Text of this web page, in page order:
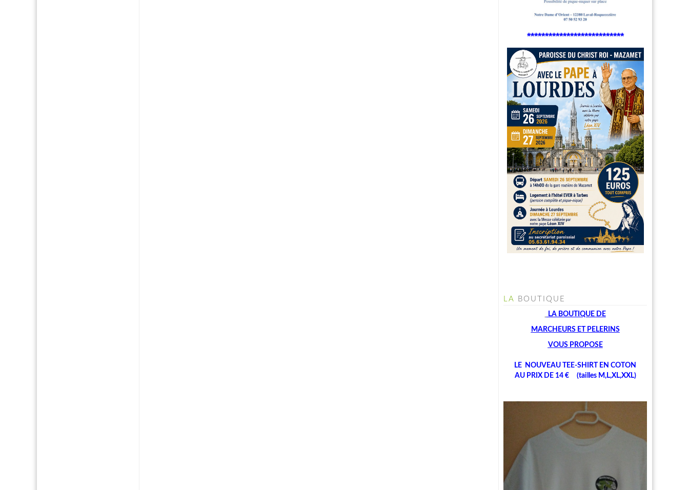
***************************
LA BOUTIQUE
LA BOUTIQUE DE
MARCHEURS ET PELERINS
VOUS PROPOSE
LE NOUVEAU TEE-SHIRT EN COTON
AU PRIX DE 14 € (tailles M,L,XL,XXL)